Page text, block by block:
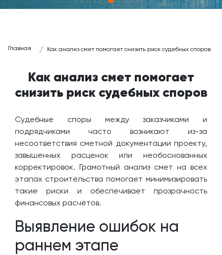
Главная Как анализ смет помогает снизить риск судебных споров
Как анализ смет помогает
снизить риск судебных споров
Судебные споры между заказчиками и
подрядчиками часто возникают из-за
несоответствия сметной документации проекту,
завышенных расценок или необоснованных
корректировок. Грамотный анализ смет на всех
этапах строительства помогает минимизировать
такие риски и обеспечивает прозрачность
финансовых расчётов.
Выявление ошибок на
раннем этапе